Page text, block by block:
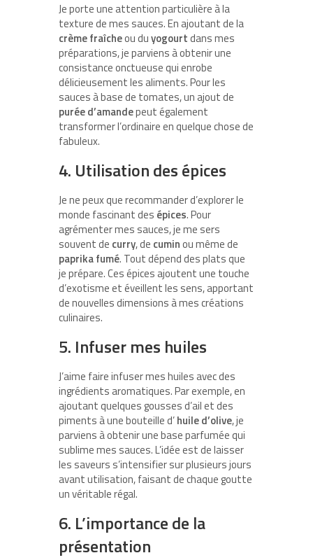
Je porte une attention particulière à la
texture de mes sauces. En ajoutant de la
crème fraîcheou duyogourtdans mes
préparations, je parviens à obtenir une
consistance onctueuse qui enrobe
délicieusement les aliments. Pour les
sauces à base de tomates, un ajout de
purée d’amandepeut également
transformer l’ordinaire en quelque chose de
fabuleux.
4. Utilisation des épices
Je ne peux que recommander d’explorer le
monde fascinant des épices. Pour
agrémenter mes sauces, je me sers
souvent de curry, de cuminou même de
paprika fumé. Tout dépend des plats que
je prépare. Ces épices ajoutent une touche
d’exotisme et éveillent les sens, apportant
de nouvelles dimensions à mes créations
culinaires.
5. Infuser mes huiles
J’aime faire infuser mes huiles avec des
ingrédients aromatiques. Par exemple, en
ajoutant quelques gousses d’ail et des
piments à une bouteille d’huile d’olive, je
parviens à obtenir une base parfumée qui
sublime mes sauces. L’idée est de laisser
les saveurs s’intensifier sur plusieurs jours
avant utilisation, faisant de chaque goutte
un véritable régal.
6. L’importance de la
présentation